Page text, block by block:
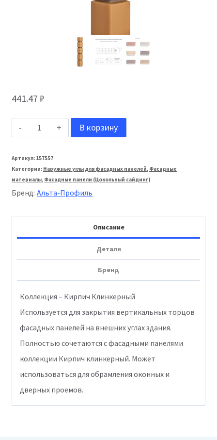
441.47 ₽
Количество
Альта-
Профиль
Внешний
малый
В корзину
Артикул: 157557
Категории: Наружные углы для фасадных панелей, Фасадные
материалы, Фасадные панели (Цокольный сайдинг)
Бренд: Альта-Профиль
Описание
Детали
Бренд
Коллекция – Кирпич Клинкерный
Используется для закрытия вертикальных торцов
фасадных панелей на внешних углах здания.
Полностью сочетаются с фасадными панелями
коллекции Кирпич клинкерный. Может
использоваться для обрамления оконных и
дверных проемов.